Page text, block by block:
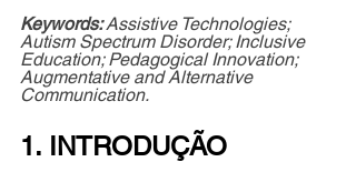
Keywords: Assistive Technologies;
Autism Spectrum Disorder; Inclusive
Education; Pedagogical Innovation;
Augmentative and Alternative
Communication.
1. INTRODUÇÃO